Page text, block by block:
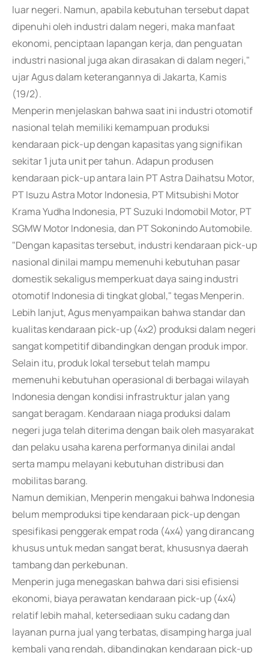
luar negeri. Namun, apabila kebutuhan tersebut dapat
dipenuhi oleh industri dalam negeri, maka manfaat
ekonomi, penciptaan lapangan kerja, dan penguatan
industri nasional juga akan dirasakan di dalam negeri,"
ujar Agus dalam keterangannya di Jakarta, Kamis
(19/2).
Menperin menjelaskan bahwa saat ini industri otomotif
nasional telah memiliki kemampuan produksi
kendaraan pick-up dengan kapasitas yang signifikan
sekitar 1 juta unit per tahun. Adapun produsen
kendaraan pick-up antara lain PT Astra Daihatsu Motor,
PT Isuzu Astra Motor Indonesia, PT Mitsubishi Motor
Krama Yudha Indonesia, PT Suzuki Indomobil Motor, PT
SGMW Motor Indonesia, dan PT Sokonindo Automobile.
"Dengan kapasitas tersebut, industri kendaraan pick-up
nasional dinilai mampu memenuhi kebutuhan pasar
domestik sekaligus memperkuat daya saing industri
otomotif Indonesia di tingkat global," tegas Menperin.
Lebih lanjut, Agus menyampaikan bahwa standar dan
kualitas kendaraan pick-up (4x2) produksi dalam negeri
sangat kompetitif dibandingkan dengan produk impor.
Selain itu, produk lokal tersebut telah mampu
memenuhi kebutuhan operasional di berbagai wilayah
Indonesia dengan kondisi infrastruktur jalan yang
sangat beragam. Kendaraan niaga produksi dalam
negeri juga telah diterima dengan baik oleh masyarakat
dan pelaku usaha karena performanya dinilai andal
serta mampu melayani kebutuhan distribusi dan
mobilitas barang.
Namun demikian, Menperin mengakui bahwa Indonesia
belum memproduksi tipe kendaraan pick-up dengan
spesifikasi penggerak empat roda (4x4) yang dirancang
khusus untuk medan sangat berat, khususnya daerah
tambang dan perkebunan.
Menperin juga menegaskan bahwa dari sisi efisiensi
ekonomi, biaya perawatan kendaraan pick-up (4x4)
relatif lebih mahal, ketersediaan suku cadang dan
layanan purna jual yang terbatas, disamping harga jual
kembali yang rendah, dibandingkan kendaraan pick-up